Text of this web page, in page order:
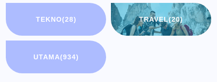
TEKNO(28) TRAVEL(20)
UTAMA(934)